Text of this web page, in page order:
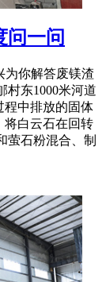
问一问
为你解答废镁渣
村东1000米河道
程中排放的固体
将白云石在回转
萤石粉混合、制